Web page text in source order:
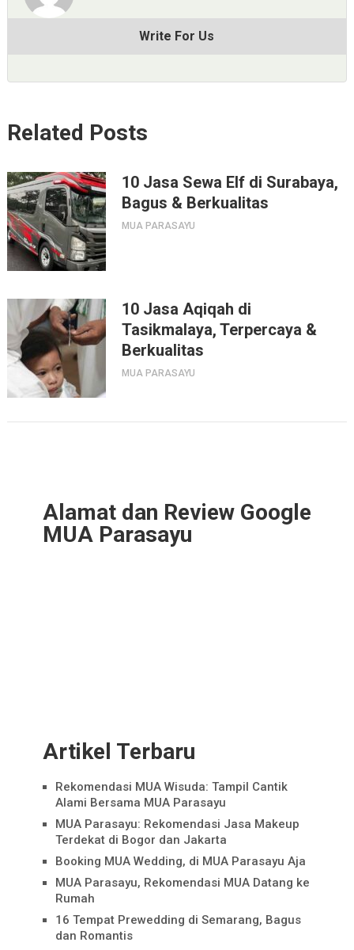
Write For Us
Related Posts
10 Jasa Sewa Elf di Surabaya,
Bagus & Berkualitas
MUA PARASAYU
10 Jasa Aqiqah di
Tasikmalaya, Terpercaya &
Berkualitas
MUA PARASAYU
Alamat dan Review Google
MUA Parasayu
Artikel Terbaru
Rekomendasi MUA Wisuda: Tampil Cantik
Alami Bersama MUA Parasayu
MUA Parasayu: Rekomendasi Jasa Makeup
Terdekat di Bogor dan Jakarta
Booking MUA Wedding, di MUA Parasayu Aja
MUA Parasayu, Rekomendasi MUA Datang ke
Rumah
16 Tempat Prewedding di Semarang, Bagus
dan Romantis